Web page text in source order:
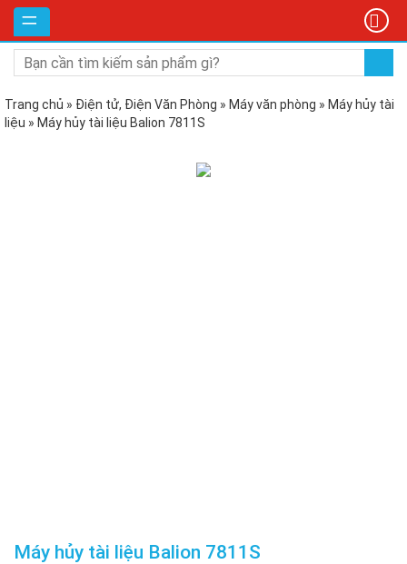
MỤC
SẢN
PHẨM
Trang chủ » Điện tử, Điện Văn Phòng » Máy văn phòng » Máy hủy tài
liệu » Máy hủy tài liệu Balion 7811S
Máy hủy tài liệu Balion 7811S